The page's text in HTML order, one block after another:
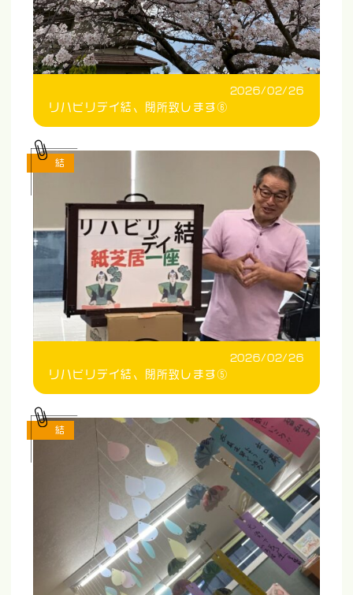
2026/02/26
リハビリデイ結、閉所致します⑥
2026/02/26
リハビリデイ結、閉所致します⑤
結
結